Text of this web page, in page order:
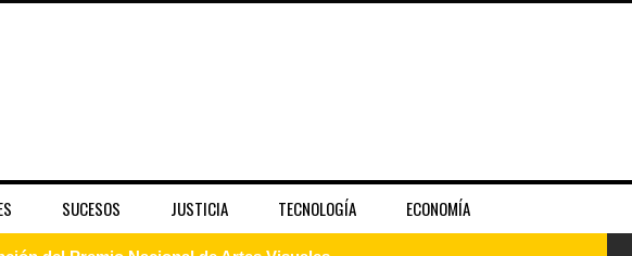
SUCESOS JUSTICIA TECNOLOGÍA ECONOMÍA